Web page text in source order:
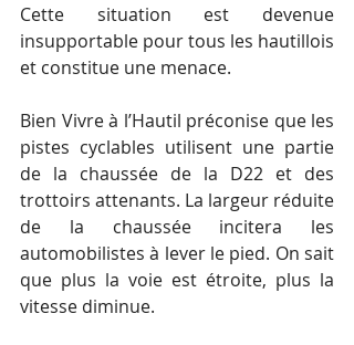
Cette situation est devenue
insupportable pour tous les hautillois
et constitue une menace.
Bien Vivre à l’Hautil préconise que les
pistes cyclables utilisent une partie
de la chaussée de la D22 et des
trottoirs attenants. La largeur réduite
de la chaussée incitera les
automobilistes à lever le pied. On sait
que plus la voie est étroite, plus la
vitesse diminue.